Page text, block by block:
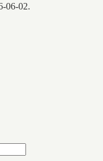
06-02.